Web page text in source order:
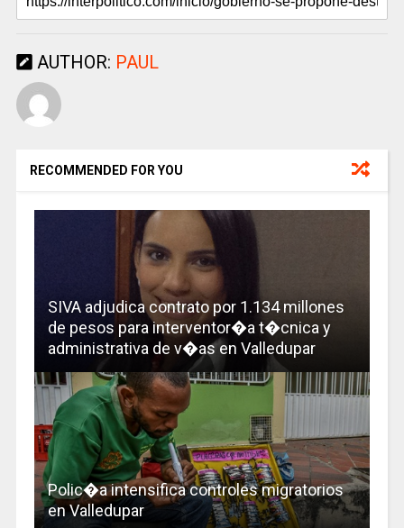
AUTHOR: PAUL
RECOMMENDED FOR YOU
SIVA adjudica contrato por 1.134 millones
de pesos para interventor�a t�cnica y
administrativa de v�as en Valledupar
Polic�a intensifica controles migratorios
en Valledupar